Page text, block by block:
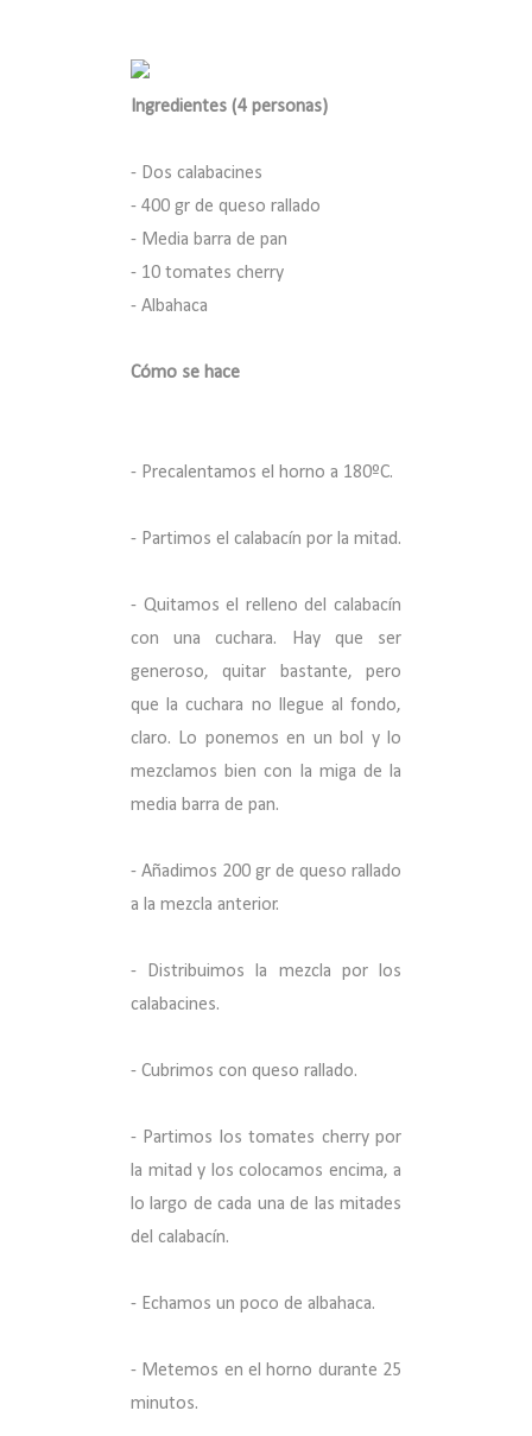
Ingredientes (4 personas)
- Dos calabacines
- 400 gr de queso rallado
- Media barra de pan
- 10 tomates cherry
- Albahaca
Cómo se hace
- Precalentamos el horno a 180ºC.
- Partimos el calabacín por la mitad.
- Quitamos el relleno del calabacín
con una cuchara. Hay que ser
generoso, quitar bastante, pero
que la cuchara no llegue al fondo,
claro. Lo ponemos en un bol y lo
mezclamos bien con la miga de la
media barra de pan.
- Añadimos 200 gr de queso rallado
a la mezcla anterior.
- Distribuimos la mezcla por los
calabacines.
- Cubrimos con queso rallado.
- Partimos los tomates cherry por
la mitad y los colocamos encima, a
lo largo de cada una de las mitades
del calabacín.
- Echamos un poco de albahaca.
- Metemos en el horno durante 25
minutos.